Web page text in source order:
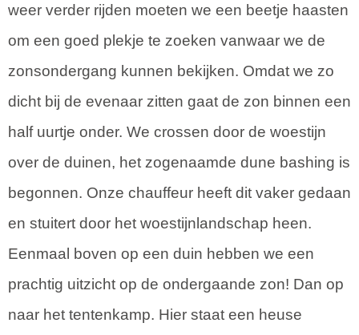
weer verder rijden moeten we een beetje haasten
om een goed plekje te zoeken vanwaar we de
zonsondergang kunnen bekijken. Omdat we zo
dicht bij de evenaar zitten gaat de zon binnen een
half uurtje onder. We crossen door de woestijn
over de duinen, het zogenaamde dune bashing is
begonnen. Onze chauffeur heeft dit vaker gedaan
en stuitert door het woestijnlandschap heen.
Eenmaal boven op een duin hebben we een
prachtig uitzicht op de ondergaande zon! Dan op
naar het tentenkamp. Hier staat een heuse